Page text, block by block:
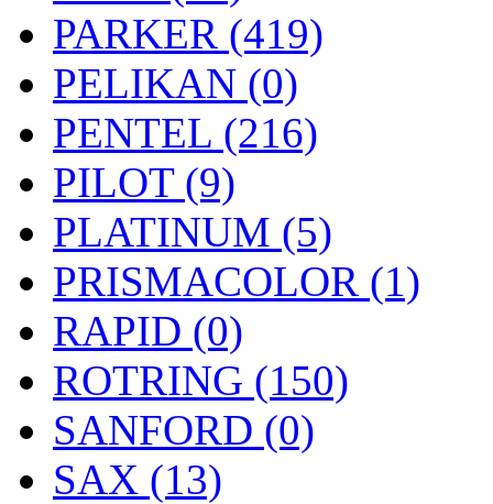
PARKER (419)
PELIKAN (0)
PENTEL (216)
PILOT (9)
PLATINUM (5)
PRISMACOLOR (1)
RAPID (0)
ROTRING (150)
SANFORD (0)
SAX (13)